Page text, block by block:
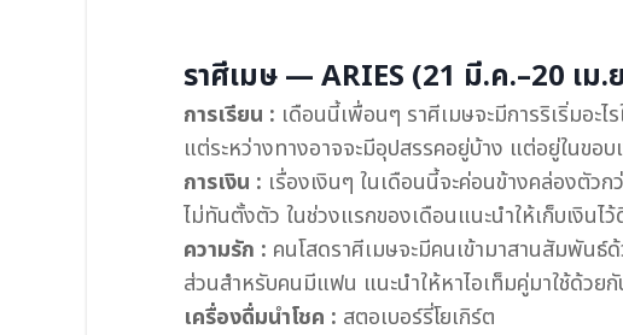
ราศีเมษ — ARIES (21 มี.ค.–20 เม.
การเรียน : เดือนนี้เพื่อนๆ ราศีเมษจะมีการริเริ่มอะ
แต่ระหว่างทางอาจจะมีอุปสรรคอยู่บ้าง แต่อยู่ในขอ
การเงิน : เรื่องเงินๆ ในเดือนนี้จะค่อนข้างคล่องตัว
ไม่ทันตั้งตัว ในช่วงแรกของเดือนแนะนำให้เก็บเงินไ
ความรัก : คนโสดราศีเมษจะมีคนเข้ามาสานสัมพันธ์ด้
ส่วนสำหรับคนมีแฟน แนะนำให้หาไอเท็มคู่มาใช้ด้วย
เครื่องดื่มนำโชค : สตอเบอร์รี่โยเกิร์ต